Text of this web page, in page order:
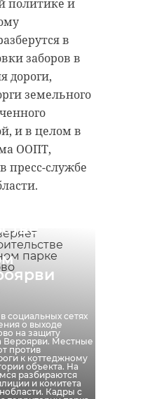
политике и
в
заборов в
дороги,
земельного
и в целом в
ООПТ,
пресс-службе
социальных сетях
о выходе
на защиту
Вероярви. Местные
против
к коттеджному
объекта. На
разбираются
и комитета
Кадры с